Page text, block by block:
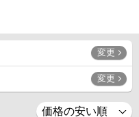
変更
変更